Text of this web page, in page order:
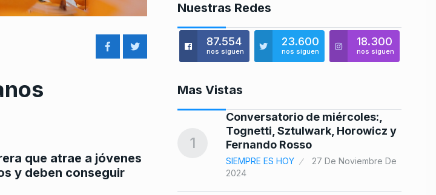
que atrae a jóvenes
y deben conseguir
Nuestras Redes
87.554
nos siguen
23.600
nos siguen
18.300
nos siguen
Mas Vistas
«Resistir no es aguantar, es
1
Conversatorio de miércoles:,
Tognetti, Sztulwark, Horowicz y
Fernando Rosso
SIEMPRE ES HOY
27 De Noviembre De
2024